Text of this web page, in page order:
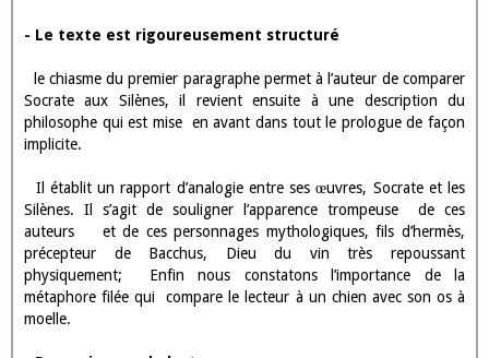
Mais malgré les apparences burlesques du prologue, Rabelais veut
être écouté et l'ivresse littéraire cache une intention très sérieuse